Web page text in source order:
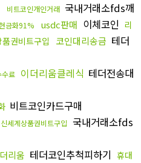
비트코인개인거래 국내거래소fds깨
금화91% usdc판매 이체코인 리
권비트구입 코인대리송금 테더
수료 이더리움클레식 테더전송대
비트코인카드구매
신세계상품권비트구입 국내거래소fds
리움 테더코인추척피하기 휴대